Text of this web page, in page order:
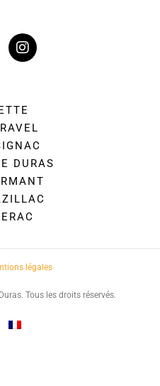
DURAS
légales
Tous les droits réservés.